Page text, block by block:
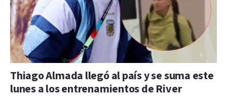
Thiago Almada llegó al país y se suma este
lunes a los entrenamientos de River